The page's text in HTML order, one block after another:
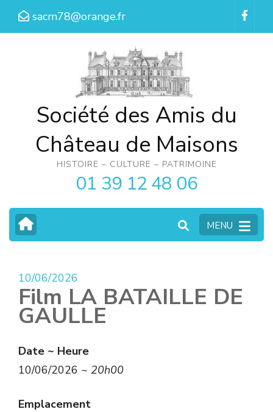
Aller
sacm78@orange.fr
Société des Amis du
Château de Maisons
HISTOIRE – CULTURE – PATRIMOINE
01 39 12 48 06
MENU
10/06/2026
Film LA BATAILLE DE
GAULLE
Date ~ Heure
10/06/2026 ~ 20h00
Emplacement